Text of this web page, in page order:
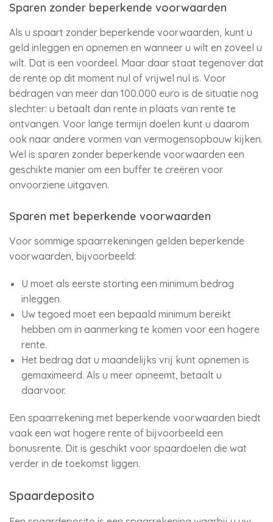
Sparen zonder beperkende voorwaarden
Als u spaart zonder beperkende voorwaarden, kunt u
geld inleggen en opnemen en wanneer u wilt en zoveel u
wilt. Dat is een voordeel. Maar daar staat tegenover dat
de rente op dit moment nul of vrijwel nul is. Voor
bedragen van meer dan 100.000 euro is de situatie nog
slechter: u betaalt dan rente in plaats van rente te
ontvangen. Voor lange termijn doelen kunt u daarom
ook naar andere vormen van vermogensopbouw kijken.
Wel is sparen zonder beperkende voorwaarden een
geschikte manier om een buffer te creëren voor
onvoorziene uitgaven.
Sparen met beperkende voorwaarden
Voor sommige spaarrekeningen gelden beperkende
voorwaarden, bijvoorbeeld:
U moet als eerste storting een minimum bedrag
inleggen.
Uw tegoed moet een bepaald minimum bereikt
hebben om in aanmerking te komen voor een hogere
rente.
Het bedrag dat u maandelijks vrij kunt opnemen is
gemaximeerd. Als u meer opneemt, betaalt u
daarvoor.
Een spaarrekening met beperkende voorwaarden biedt
vaak een wat hogere rente of bijvoorbeeld een
bonusrente. Dit is geschikt voor spaardoelen die wat
verder in de toekomst liggen.
Spaardeposito